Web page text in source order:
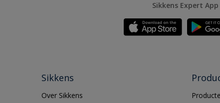
Sikkens Expert App
Sikkens
Over Sikkens